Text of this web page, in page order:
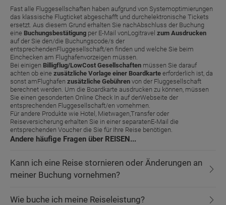
Fast alle Fluggesellschaften haben aufgrund von Systemoptimierungen
das klassische Flugticket abgeschafft und durchelektronische Tickets
ersetzt. Aus diesem Grund erhalten Sie nachAbschluss der Buchung
eine Buchungsbestätigung per E-Mail vonLogitravel zum Ausdrucken
auf der Sie den/die Buchungscode/s der
entsprechendenFluggesellschaft/en finden und welche Sie beim
Einchecken am Flughafenvorzeigen müssen.
Bei einigen Billigflug/LowCost Gesellschaften müssen Sie darauf
achten ob eine zusätzliche Vorlage einer Boardkarte erforderlich ist, da
sonst amFlughafen zusätzliche Gebühren von der Fluggesellschaft
berechnet werden. Um die Boardkarte ausdrucken zu können, müssen
Sie einen gesonderten Online Check In auf derWebseite der
entsprechenden Fluggesellschaft/en vornehmen.
Für andere Produkte wie Hotel, Mietwagen,Transfer oder
Reiseversicherung erhalten Sie in einer separatenE-Mail die
entsprechenden Voucher die Sie für Ihre Reise benötigen.
Andere häufige Fragen über REISEN...
Kann ich eine Reise stornieren oder Änderungen an
meiner Buchung vornehmen?
Wie buche ich meine Reiseleistung?